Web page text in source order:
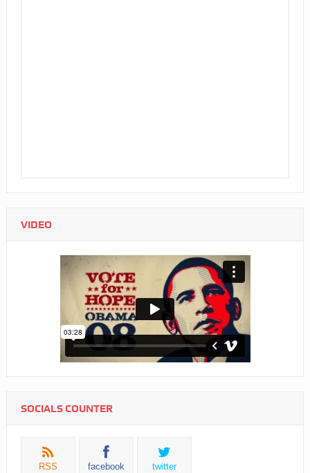
VIDEO
SOCIALS COUNTER
RSS facebook twitter